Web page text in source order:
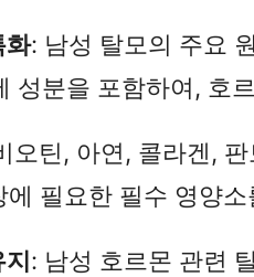
화: 남성 탈모의 주요
성분을 포함하여, 호
오틴, 아연, 콜라겐,
에 필요한 필수 영양
: 남성 호르몬 관련